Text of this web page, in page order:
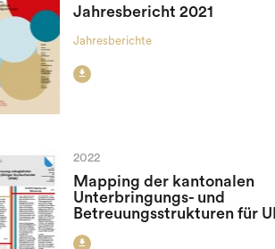
Jahresbericht 2021
Jahresberichte

2022
Mapping der kantonalen
Unterbringungs- und
Betreuungsstrukturen für
